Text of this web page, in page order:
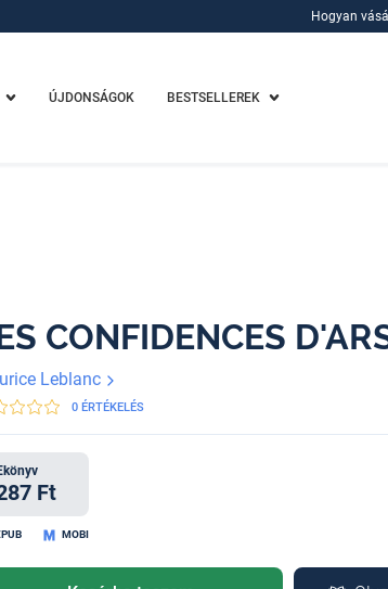
Hogyan
ÚJDONSÁGOK BESTSELLEREK
CONFIDENCES
Leblanc
0 ÉRTÉKELÉS
Ft
MOBI